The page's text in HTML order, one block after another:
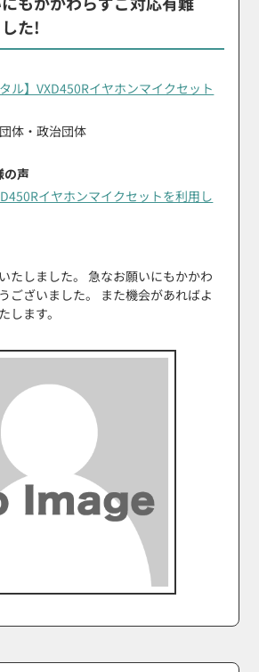
た!
タル】VXD450Rイヤホンマイクセット
体・政治団体
の声
イヤホンマイクセットを利用し
たしました。 急なお願いにもかかわ
ございました。 また機会があればよ
します。